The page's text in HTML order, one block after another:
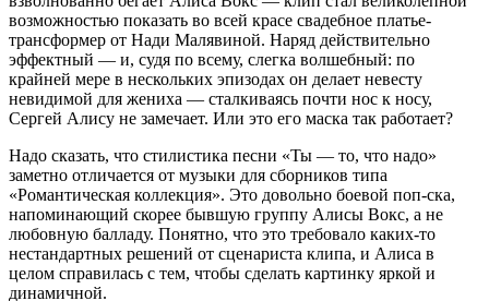
возможностью показать во всей красе свадебное платье-
трансформер от Нади Малявиной. Наряд действительно
эффектный — и, судя по всему, слегка волшебный: по
крайней мере в нескольких эпизодах он делает невесту
невидимой для жениха — сталкиваясь почти нос к носу,
Сергей Алису не замечает. Или это его маска так работает?
Надо сказать, что стилистика песни «Ты — то, что надо»
заметно отличается от музыки для сборников типа
«Романтическая коллекция». Это довольно боевой поп-ска,
напоминающий скорее бывшую группу Алисы Вокс, а не
любовную балладу. Понятно, что это требовало каких-то
нестандартных решений от сценариста клипа, и Алиса в
целом справилась с тем, чтобы сделать картинку яркой и
динамичной.